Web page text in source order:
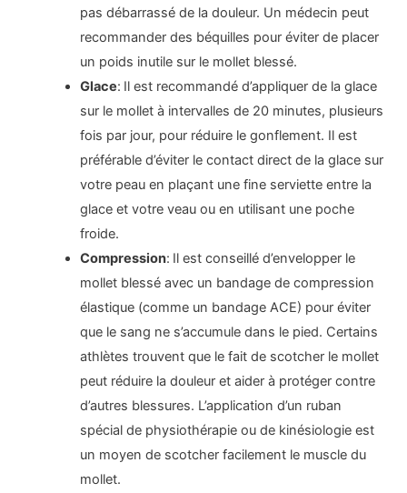
pas débarrassé de la douleur. Un médecin peut
recommander des béquilles pour éviter de placer
un poids inutile sur le mollet blessé.
Glace: Il est recommandé d’appliquer de la glace
sur le mollet à intervalles de 20 minutes, plusieurs
fois par jour, pour réduire le gonflement. Il est
préférable d’éviter le contact direct de la glace sur
votre peau en plaçant une fine serviette entre la
glace et votre veau ou en utilisant une poche
froide.
Compression: Il est conseillé d’envelopper le
mollet blessé avec un bandage de compression
élastique (comme un bandage ACE) pour éviter
que le sang ne s’accumule dans le pied. Certains
athlètes trouvent que le fait de scotcher le mollet
peut réduire la douleur et aider à protéger contre
d’autres blessures. L’application d’un ruban
spécial de physiothérapie ou de kinésiologie est
un moyen de scotcher facilement le muscle du
mollet.